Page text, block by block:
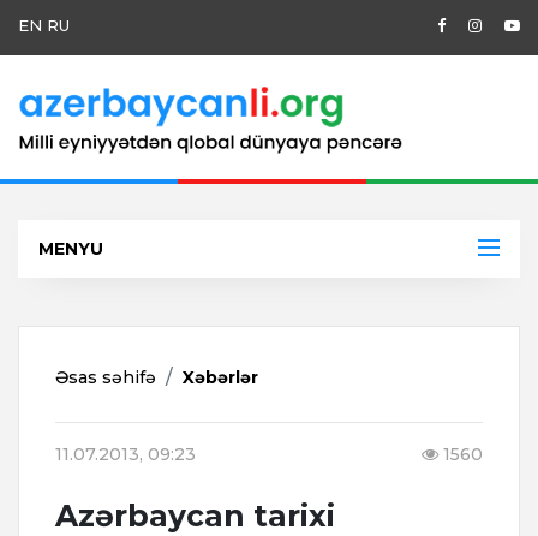
EN RU
MENYU
Əsas səhifə Xəbərlər
11.07.2013, 09:23 1560
Azərbaycan tarixi